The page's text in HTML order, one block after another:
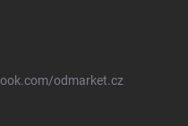
odmarket.cz